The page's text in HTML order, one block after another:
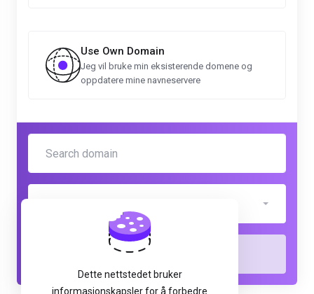
Use Own Domain
Jeg vil bruke min eksisterende domene og
oppdatere mine navneservere
Sjekk
Dette nettstedet bruker
informasjonskapsler for å forbedre